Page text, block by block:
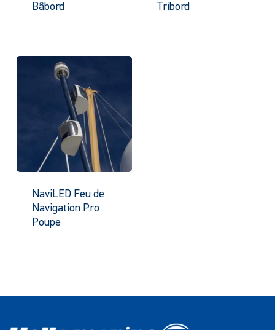
Bâbord
Tribord
NaviLED Feu de
Navigation Pro
Poupe